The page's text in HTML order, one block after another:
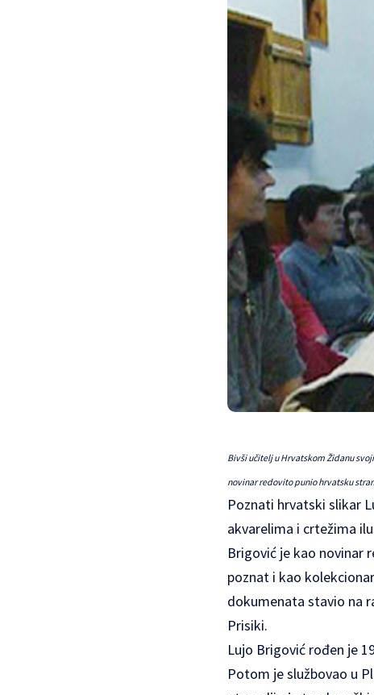
Bivši učitelj u Hrvatskom Židanu
novinar redovito punio hrvatsku
Poznati hrvatski slikar
akvarelima i crtežima
Brigović je kao novinar
poznat i kao
dokumenata stavio na
Prisiki.
Lujo Brigović rođen je
Potom je službovao u